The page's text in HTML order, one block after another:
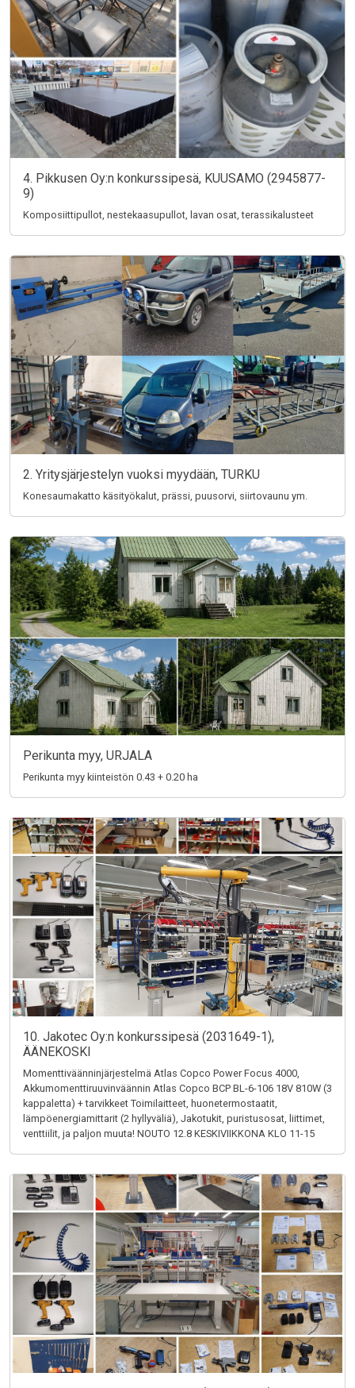
4. Pikkusen Oy:n konkurssipesä, KUUSAMO (2945877-
9)
Komposiittipullot, nestekaasupullot, lavan osat, terassikalusteet
2. Yritysjärjestelyn vuoksi myydään, TURKU
Konesaumakatto käsityökalut, prässi, puusorvi, siirtovaunu ym.
Perikunta myy, URJALA
Perikunta myy kiinteistön 0.43 + 0.20 ha
10. Jakotec Oy:n konkurssipesä (2031649-1),
ÄÄNEKOSKI
Momenttiväänninjärjestelmä Atlas Copco Power Focus 4000,
Akkumomenttiruuvinväännin Atlas Copco BCP BL-6-106 18V 810W (3
kappaletta) + tarvikkeet Toimilaitteet, huonetermostaatit,
lämpöenergiamittarit (2 hyllyväliä), Jakotukit, puristusosat, liittimet,
venttiilit, ja paljon muuta! NOUTO 12.8 KESKIVIIKKONA KLO 11-15